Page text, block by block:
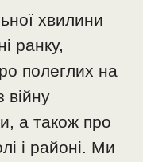
хвилини
ранку,
полеглих на
війну
а також про
і районі. Ми